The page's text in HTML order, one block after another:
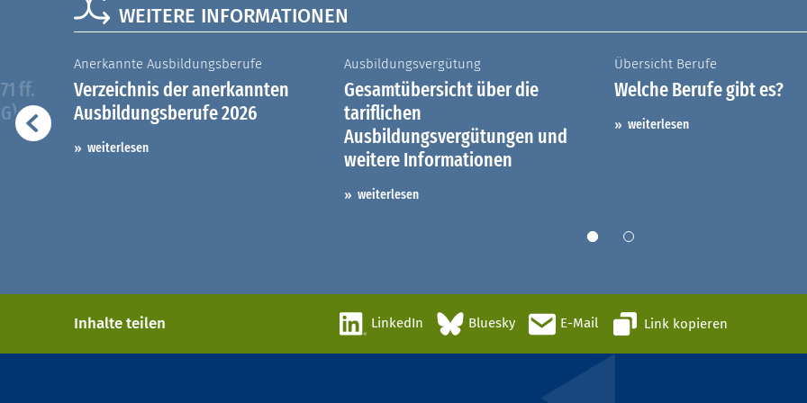
WEITERE INFORMATIONEN
ff.
Anerkannte Ausbildungsberufe
Verzeichnis der anerkannten
Ausbildungsberufe 2026
weiterlesen
Ausbildungsvergütung
Gesamtübersicht über die
tariflichen
Ausbildungsvergütungen und
weitere Informationen
weiterlesen
Übersicht Berufe
Welche Berufe gibt es?
weiterlesen
Inhalte teilen LinkedIn Bluesky E-Mail Link kopieren